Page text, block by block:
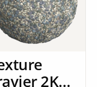
2K